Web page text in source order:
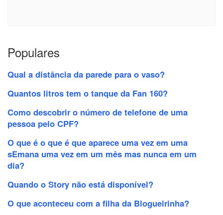
Populares
Qual a distância da parede para o vaso?
Quantos litros tem o tanque da Fan 160?
Como descobrir o número de telefone de uma
pessoa pelo CPF?
O que é o que é que aparece uma vez em uma
sEmana uma vez em um mês mas nunca em um
dia?
Quando o Story não está disponível?
O que aconteceu com a filha da Blogueirinha?